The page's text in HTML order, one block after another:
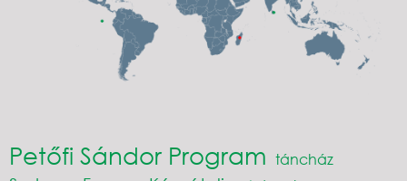
Petőfi Sándor Program táncház